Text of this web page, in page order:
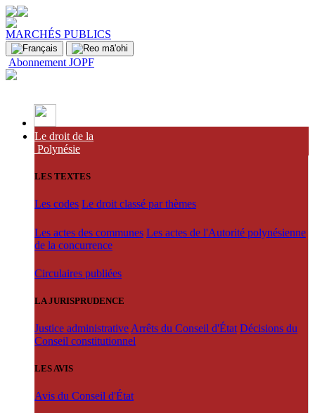
MARCHÉS PUBLICS
Abonnement JOPF
Le droit de la
Polynésie
LES TEXTES
Les codes Le droit classé par thèmes
Les actes des communes Les actes de l'Autorité polynésienne
de la concurrence
Circulaires publiées
LA JURISPRUDENCE
Justice administrative Arrêts du Conseil d'État Décisions du
Conseil constitutionnel
LES AVIS
Avis du Conseil d'État